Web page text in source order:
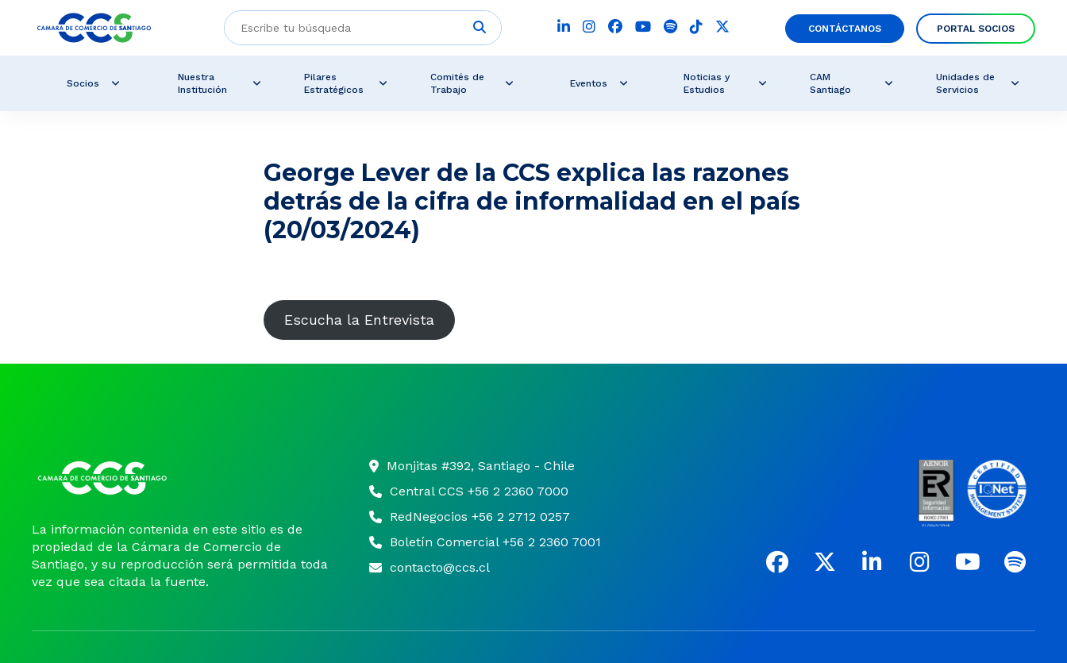
CONTÁCTANOS PORTAL SOCIOS
Socios
Nuestra
Institución
Pilares
Estratégicos
Comités de
Trabajo
Eventos
Noticias y
Estudios
CAM
Santiago
Unidades de
Servicios
George Lever de la CCS explica las razones
detrás de la cifra de informalidad en el país
(20/03/2024)
Escucha la Entrevista
La información contenida en este sitio es de
propiedad de la Cámara de Comercio de
Santiago, y su reproducción será permitida toda
vez que sea citada la fuente.
Monjitas #392, Santiago - Chile
Central CCS +56 2 2360 7000
RedNegocios +56 2 2712 0257
Boletín Comercial +56 2 2360 7001
contacto@ccs.cl